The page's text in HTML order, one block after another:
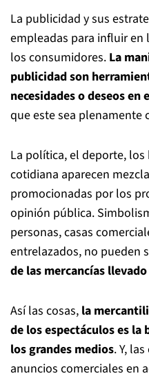
La publicidad y sus
empleadas para influir en
los consumidores. La
publicidad son
necesidades o deseos en
que este sea plenamente
La política, el deporte,
cotidiana aparecen
promocionadas por los
opinión pública.
personas, casas
entrelazados, no pueden
de las mercancías
Así las cosas, la
de los espectáculos es la
los grandes medios. Y,
anuncios comerciales en